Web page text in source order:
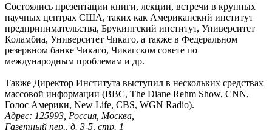
Состоялись презентации книги, лекции, встречи в крупных
научных центрах США, таких как Американский институт
предпринимательства, Брукингский институт, Университет
Коламбиа, Университет Чикаго, а также в Федеральном
резервном банке Чикаго, Чикагском совете по
международным проблемам и др.
Также Директор Института выступил в нескольких средствах
массовой информации (BBC, The Diane Rehm Show, CNN,
Голос Америки, New Life, CBS, WGN Radio).
Адрес: 125993, Россия, Москва,
Газетный пер., д. 3-5, стр. 1